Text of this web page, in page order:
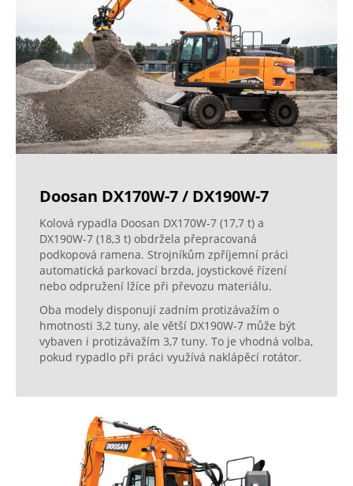
Doosan DX170W-7 / DX190W-7
Kolová rypadla Doosan DX170W-7 (17,7 t) a
DX190W-7 (18,3 t) obdržela přepracovaná
podkopová ramena. Strojníkům zpříjemní práci
automatická parkovací brzda, joystickové řízení
nebo odpružení lžíce při převozu materiálu.
Oba modely disponují zadním protizávažím o
hmotnosti 3,2 tuny, ale větší DX190W-7 může být
vybaven i protizávažím 3,7 tuny. To je vhodná volba,
pokud rypadlo při práci využívá naklápěcí rotátor.